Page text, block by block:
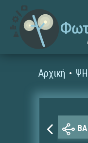
Αρχική